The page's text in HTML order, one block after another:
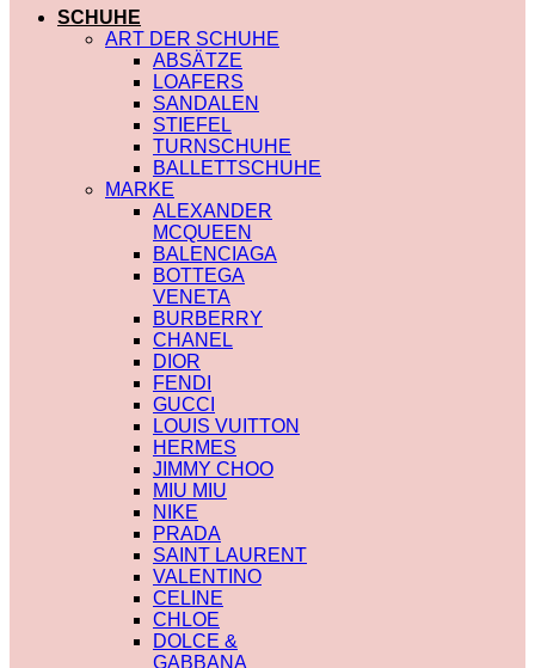
SCHUHE
ART DER SCHUHE
ABSÄTZE
LOAFERS
SANDALEN
STIEFEL
TURNSCHUHE
BALLETTSCHUHE
MARKE
ALEXANDER
MCQUEEN
BALENCIAGA
BOTTEGA
VENETA
BURBERRY
CHANEL
DIOR
FENDI
GUCCI
LOUIS VUITTON
HERMES
JIMMY CHOO
MIU MIU
NIKE
PRADA
SAINT LAURENT
VALENTINO
CELINE
CHLOE
DOLCE &
GABBANA